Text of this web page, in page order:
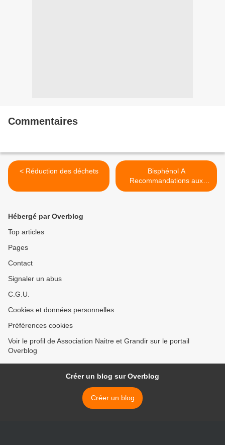
Commentaires
< Réduction des déchets
Bisphénol A
Recommandations aux
femmes enceintes et aux
Hébergé par Overblog
Top articles
Pages
Contact
Signaler un abus
C.G.U.
Cookies et données personnelles
Préférences cookies
Voir le profil de Association Naitre et Grandir sur le portail
Overblog
Créer un blog sur Overblog
Créer un blog